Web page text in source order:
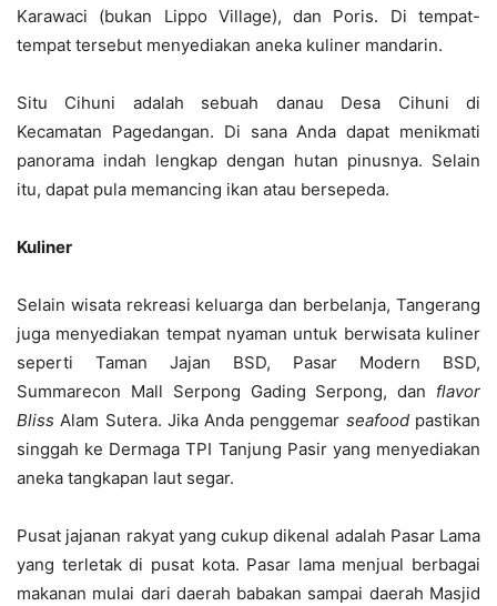
Karawaci (bukan Lippo Village), dan Poris. Di tempat-
tempat tersebut menyediakan aneka kuliner mandarin.
Situ Cihuni adalah sebuah danau Desa Cihuni di
Kecamatan Pagedangan. Di sana Anda dapat menikmati
panorama indah lengkap dengan hutan pinusnya. Selain
itu, dapat pula memancing ikan atau bersepeda.
Kuliner
Selain wisata rekreasi keluarga dan berbelanja, Tangerang
juga menyediakan tempat nyaman untuk berwisata kuliner
seperti Taman Jajan BSD, Pasar Modern BSD,
Summarecon Mall Serpong Gading Serpong, dan flavor
Bliss Alam Sutera. Jika Anda penggemar seafoodpastikan
singgah ke Dermaga TPI Tanjung Pasir yang menyediakan
aneka tangkapan laut segar.
Pusat jajanan rakyat yang cukup dikenal adalah Pasar Lama
yang terletak di pusat kota. Pasar lama menjual berbagai
makanan mulai dari daerah babakan sampai daerah Masjid